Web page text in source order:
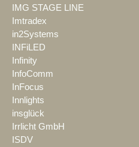
IMG STAGE LINE
Imtradex
in2Systems
INFiLED
Infinity
InfoComm
InFocus
Innlights
insglück
Irrlicht GmbH
ISDV